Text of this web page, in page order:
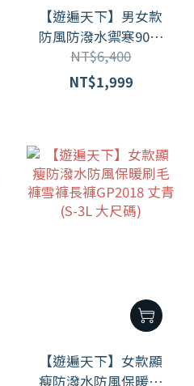
【遊遍天下】男女款
防風防潑水禦寒90%
羽絨褲 雪褲 GP2019 /
黑色 (M-5L 大尺碼)
NT$6,400
NT$1,999
【遊遍天下】女款顯
瘦防潑水防風保暖刷